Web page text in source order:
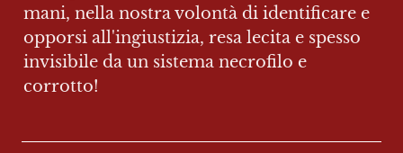
mani, nella nostra volontà di identificare e
opporsi all'ingiustizia, resa lecita e spesso
invisibile da un sistema necrofilo e
corrotto!